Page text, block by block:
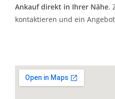
Ankauf direkt in Ihrer Nähe.
kontaktieren und ein